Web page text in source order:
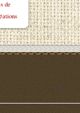
de
